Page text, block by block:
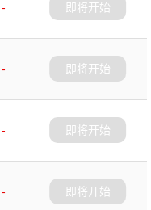
-
即将开始
-
即将开始
-
即将开始
-
即将开始